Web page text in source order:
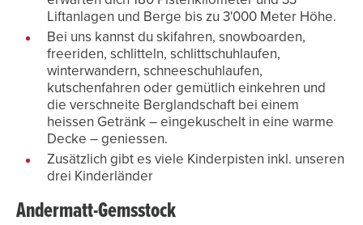
Liftanlagen und Berge bis zu 3'000 Meter Höhe.
Bei uns kannst du skifahren, snowboarden,
freeriden, schlitteln, schlittschuhlaufen,
winterwandern, schneeschuhlaufen,
kutschenfahren oder gemütlich einkehren und
die verschneite Berglandschaft bei einem
heissen Getränk – eingekuschelt in eine warme
Decke – geniessen.
Zusätzlich gibt es viele Kinderpisten inkl. unseren
drei Kinderländer
Andermatt-Gemsstock